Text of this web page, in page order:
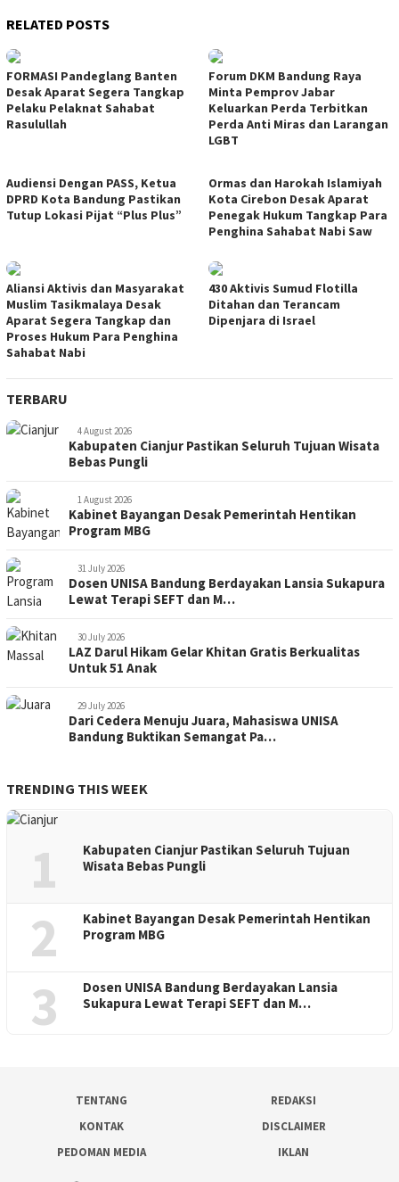
RELATED POSTS
FORMASI Pandeglang Banten
Desak Aparat Segera Tangkap
Pelaku Pelaknat Sahabat
Rasulullah
Forum DKM Bandung Raya
Minta Pemprov Jabar
Keluarkan Perda Terbitkan
Perda Anti Miras dan Larangan
LGBT
Audiensi Dengan PASS, Ketua
DPRD Kota Bandung Pastikan
Tutup Lokasi Pijat “Plus Plus”
Ormas dan Harokah Islamiyah
Kota Cirebon Desak Aparat
Penegak Hukum Tangkap Para
Penghina Sahabat Nabi Saw
Aliansi Aktivis dan Masyarakat
Muslim Tasikmalaya Desak
Aparat Segera Tangkap dan
Proses Hukum Para Penghina
Sahabat Nabi
430 Aktivis Sumud Flotilla
Ditahan dan Terancam
Dipenjara di Israel
TERBARU
4 August 2026
Kabupaten Cianjur Pastikan Seluruh Tujuan Wisata
Bebas Pungli
1 August 2026
Kabinet Bayangan Desak Pemerintah Hentikan
Program MBG
31 July 2026
Dosen UNISA Bandung Berdayakan Lansia Sukapura
Lewat Terapi SEFT dan M…
30 July 2026
LAZ Darul Hikam Gelar Khitan Gratis Berkualitas
Untuk 51 Anak
29 July 2026
Dari Cedera Menuju Juara, Mahasiswa UNISA
Bandung Buktikan Semangat Pa…
TRENDING THIS WEEK
1
Kabupaten Cianjur Pastikan Seluruh Tujuan
Wisata Bebas Pungli
2
Kabinet Bayangan Desak Pemerintah Hentikan
Program MBG
3
Dosen UNISA Bandung Berdayakan Lansia
Sukapura Lewat Terapi SEFT dan M…
TENTANG
REDAKSI
KONTAK
DISCLAIMER
PEDOMAN MEDIA
IKLAN